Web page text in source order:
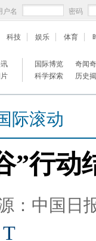
户名 密码
科技 娱乐 体育
国际博览
奇闻
科学探索
历史
际滚动
”行动
：中国日
T